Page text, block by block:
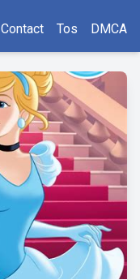
Contact Tos DMCA